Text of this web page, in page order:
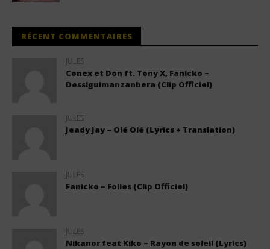
RÉCENT COMMENTAIRES
JULES
Conex et Don ft. Tony X, Fanicko –
Dessiguimanzanbera (Clip Officiel)
JULES
Jeady Jay – Olé Olé (Lyrics + Translation)
JULES
Fanicko – Folies (Clip Officiel)
JULES
Nikanor feat Kiko – Rayon de soleil (Lyrics)